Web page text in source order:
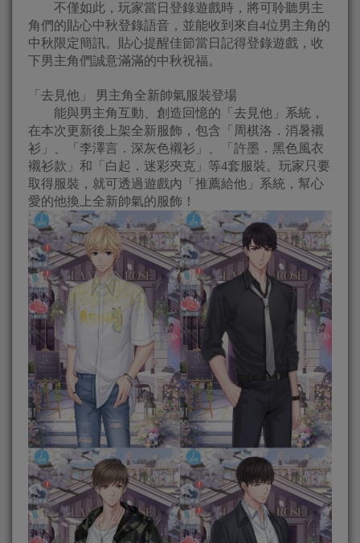
不僅如此，玩家當日登錄遊戲時，將可聆聽男主
角們的貼心中秋登錄語音，並能收到來自4位男主角的
中秋限定簡訊。貼心提醒佳節當日記得登錄遊戲，收
下男主角們誠意滿滿的中秋祝福。
「去見他」 男主角全新帥氣服裝登場
能與男主角互動、創造回憶的「去見他」系統，
在本次更新後上架全新服飾，包含「周棋洛．消暑襯
衫」、「李澤言．深灰色襯衫」、「許墨．黑色風衣
襯衫款」和「白起．迷彩夾克」等4套服裝。玩家只要
取得服裝，就可透過遊戲內「推薦給他」系統，幫心
愛的他換上全新帥氣的服飾！